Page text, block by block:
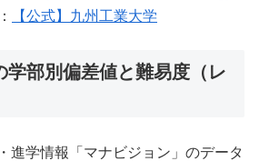
【公式】九州工業大学
学部別偏差値と難易度（レ
進学情報「マナビジョン」のデータ